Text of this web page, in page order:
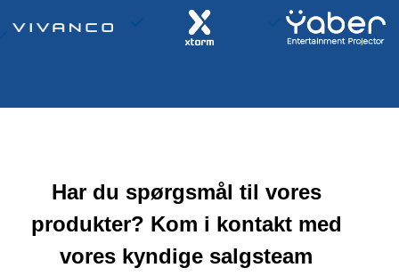
Har du spørgsmål til vores
produkter? Kom i kontakt med
vores kyndige salgsteam